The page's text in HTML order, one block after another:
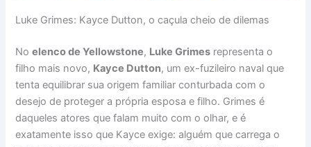
Luke Grimes: Kayce Dutton, o caçula cheio de dilemas
Noelenco de Yellowstone, Luke Grimes representa o
filho mais novo, Kayce Dutton, um ex-fuzileiro naval que
tenta equilibrar sua origem familiar conturbada com o
desejo de proteger a própria esposa e filho. Grimes é
daqueles atores que falam muito com o olhar, e é
exatamente isso que Kayce exige: alguém que carrega o